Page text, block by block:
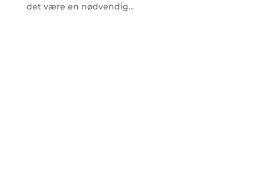
det være en nødvendig...